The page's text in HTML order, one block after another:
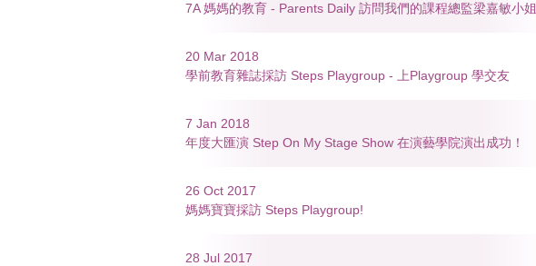
7A 媽媽的教育 - Parents Daily 訪問我們的課程總監梁嘉敏小姐
20 Mar 2018
學前教育雜誌採訪 Steps Playgroup - 上Playgroup 學交友
7 Jan 2018
年度大匯演 Step On My Stage Show 在演藝學院演出成功！
26 Oct 2017
媽媽寶寶採訪 Steps Playgroup!
28 Jul 2017